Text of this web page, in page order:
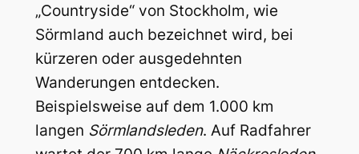
„Countryside“ von Stockholm, wie
Sörmland auch bezeichnet wird, bei
kürzeren oder ausgedehnten
Wanderungen entdecken.
Beispielsweise auf dem 1.000 km
langen Sörmlandsleden. Auf Radfahrer